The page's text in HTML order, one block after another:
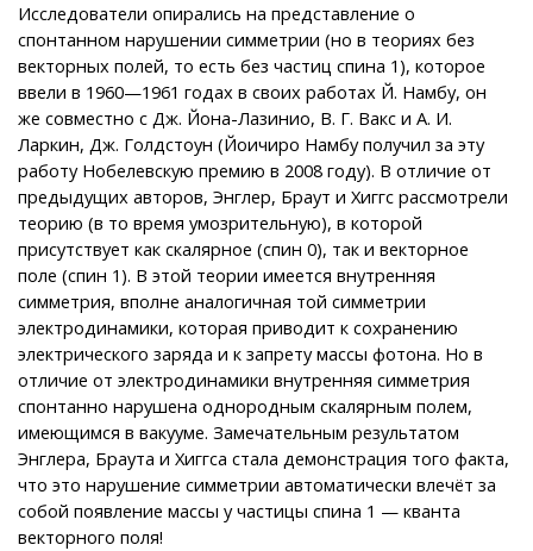
Исследователи опирались на представление о
спонтанном нарушении симметрии (но в теориях без
векторных полей, то есть без частиц спина 1), которое
ввели в 1960—1961 годах в своих работах Й. Намбу, он
же совместно с Дж. Йона-Лазинио, В. Г. Вакс и А. И.
Ларкин, Дж. Голдстоун (Йоичиро Намбу получил за эту
работу Нобелевскую премию в 2008 году). В отличие от
предыдущих авторов, Энглер, Браут и Хиггс рассмотрели
теорию (в то время умозрительную), в которой
присутствует как скалярное (спин 0), так и векторное
поле (спин 1). В этой теории имеется внутренняя
симметрия, вполне аналогичная той симметрии
электродинамики, которая приводит к сохранению
электрического заряда и к запрету массы фотона. Но в
отличие от электродинамики внутренняя симметрия
спонтанно нарушена однородным скалярным полем,
имеющимся в вакууме. Замечательным результатом
Энглера, Браута и Хиггса стала демонстрация того факта,
что это нарушение симметрии автоматически влечёт за
собой появление массы у частицы спина 1 — кванта
векторного поля!